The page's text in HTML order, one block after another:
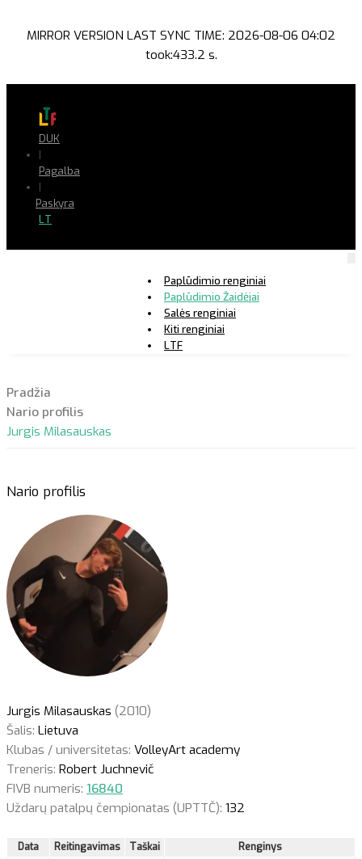
MIRROR VERSION LAST SYNC TIME: 2026-08-06 04:02
took:433.2 s.
DUK
|
Pagalba
|
Paskyra
LT
Paplūdimio renginiai
Paplūdimio Žaidėjai
Salės renginiai
Kiti renginiai
LTF
Pradžia
Nario profilis
Jurgis Milasauskas
Nario profilis
Jurgis Milasauskas (2010)
Šalis: Lietuva
Klubas / universitetas: VolleyArt academy
Treneris: Robert Juchnevič
FIVB numeris: 16840
Uždarų patalpų čempionatas (UPTTČ): 132
Data Reitingavimas Taškai Renginys